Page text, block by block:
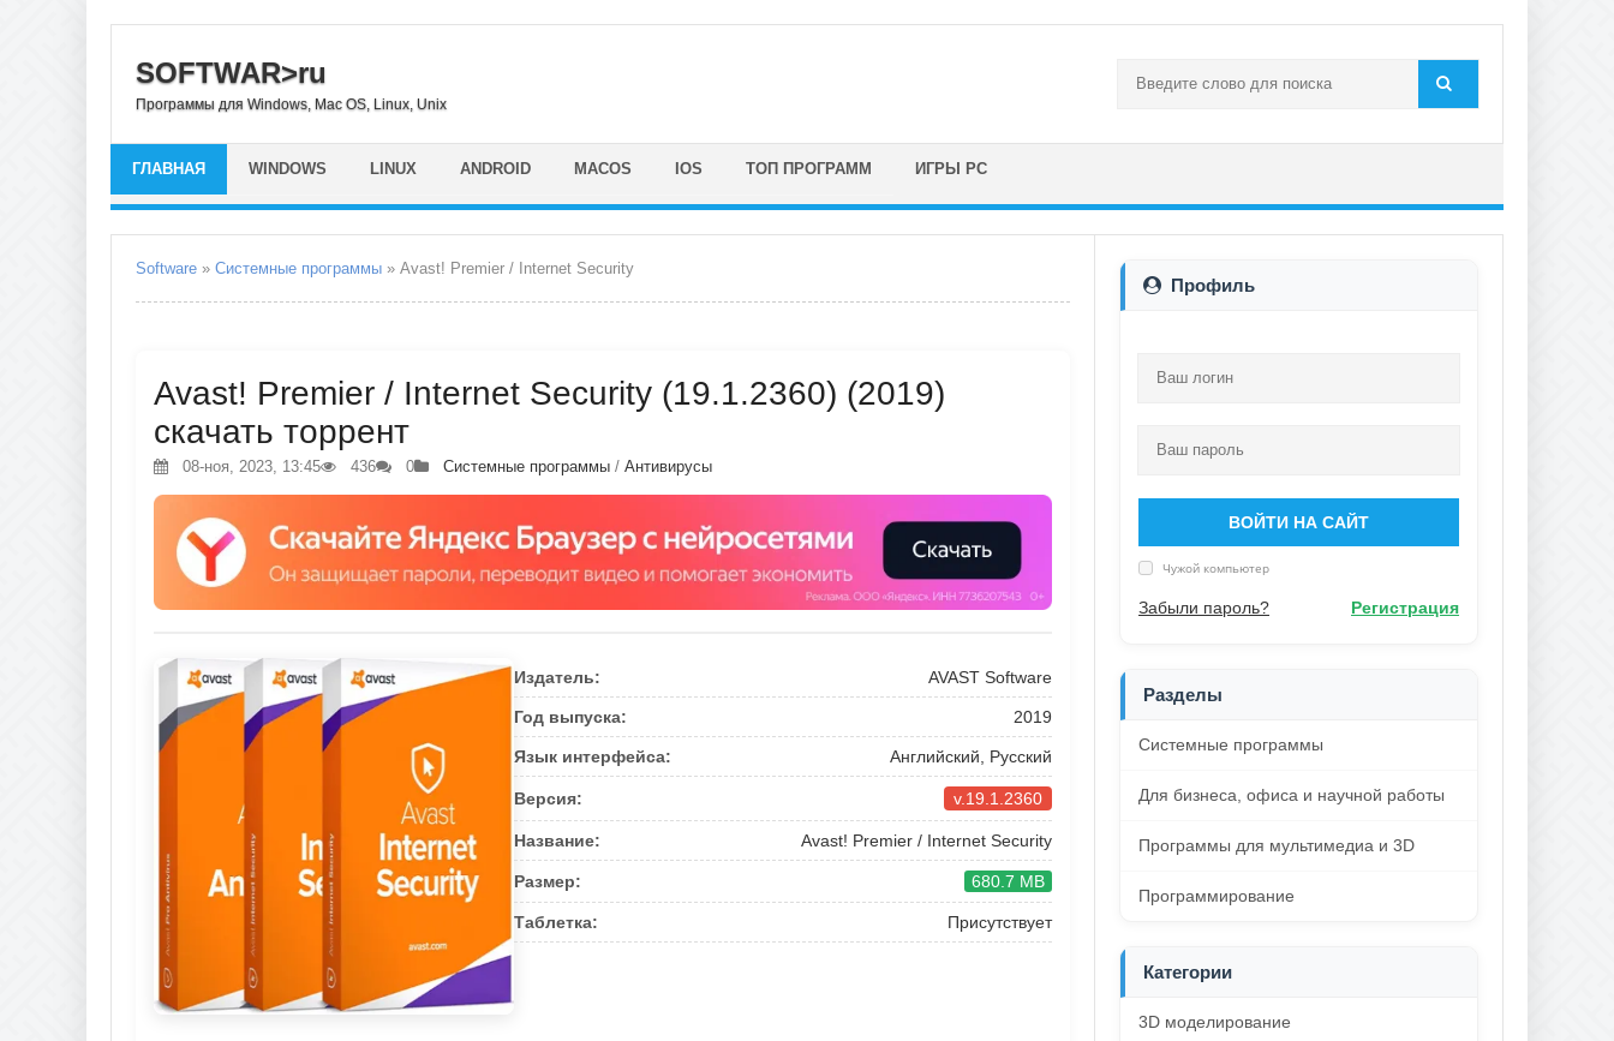
SOFTWAR>ru
Программы для Windows, Mac OS, Linux, Unix
ГЛАВНАЯ WINDOWS LINUX ANDROID MACOS IOS ТОП ПРОГРАММ ИГРЫ PC
Software » Системные программы » Avast! Premier / Internet Security
Avast! Premier / Internet Security (19.1.2360) (2019)
скачать торрент
08-ноя, 2023, 13:45 436 0 Системные программы / Антивирусы
Издатель: AVAST Software
Год выпуска: 2019
Язык интерфейса: Английский, Русский
Версия: v.19.1.2360
Название: Avast! Premier / Internet Security
Размер: 680.7 MB
Таблетка: Присутствует
Профиль
ВОЙТИ НА САЙТ
Чужой компьютер
Забыли пароль? Регистрация
Разделы
Системные программы
Для бизнеса, офиса и научной работы
Программы для мультимедиа и 3D
Программирование
Категории
3D моделирование